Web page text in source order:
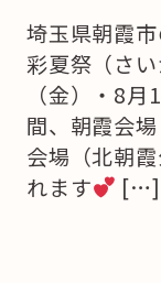
埼玉県朝霞
彩夏祭（さ
（金）・8
間、朝霞会
会場（北朝
れます
[…]